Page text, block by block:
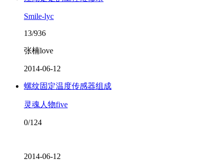
Smile-lyc
13/936
张楠love
2014-06-12
螺纹固定温度传感器组成
灵魂人物five
0/124
2014-06-12